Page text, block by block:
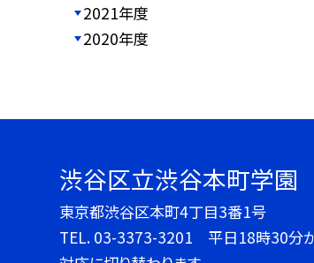
2021年度
2020年度
渋谷区立渋谷本町学園
東京都渋谷区本町4丁目3番1号
TEL. 03-3373-3201 平日18時30分か